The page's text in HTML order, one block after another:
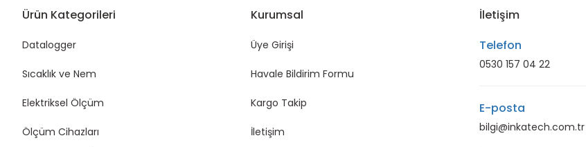
Ürün Kategorileri
Datalogger
Sıcaklık ve Nem
Elektriksel Ölçüm
Ölçüm Cihazları
Kurumsal
Üye Girişi
Havale Bildirim Formu
Kargo Takip
İletişim
İletişim
Telefon
0530 157 04 22
E-posta
bilgi@inkatech.com.tr